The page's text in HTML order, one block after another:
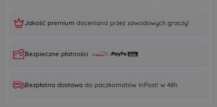
Jakość premium doceniana przez zawodowych graczy!
Bezpieczne płatności
Bezpłatna dostawa do paczkomatów InPost! w 48h